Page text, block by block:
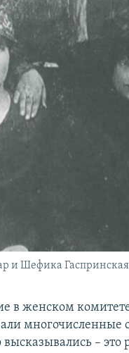
и Шефика Гаспринская
женском
многочисленные
– это